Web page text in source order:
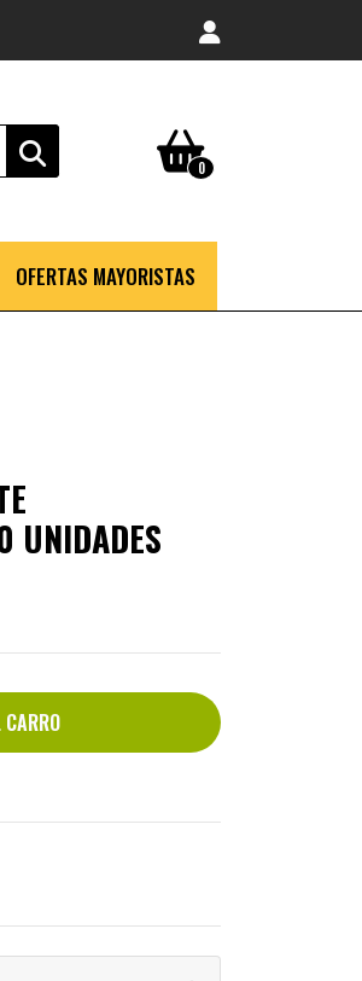
0
OFERTAS MAYORISTAS
UNIDADES